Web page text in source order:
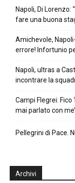
Napoli, Di Lorenzo:
fare una buona
Amichevole,
errore! Infortunio
Napoli, ultras a
incontrare la
Campi Flegrei: Fico
mai parlato con me’
Pellegrini di Pace.
Archivi